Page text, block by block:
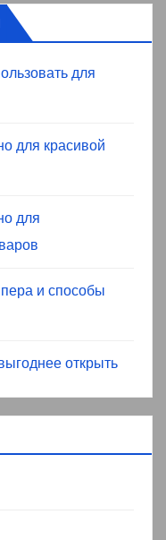
для
для красивой
для
и способы
открыть